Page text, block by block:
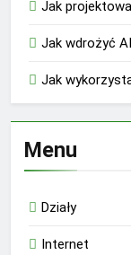
Jak
Jak wdrożyć
Jak
Menu
Działy
Internet